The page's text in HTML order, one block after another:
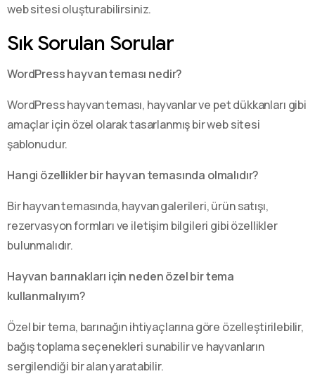
web sitesi oluşturabilirsiniz.
Sık Sorulan Sorular
WordPress hayvan teması nedir?
WordPress hayvan teması, hayvanlar ve pet dükkanları gibi
amaçlar için özel olarak tasarlanmış bir web sitesi
şablonudur.
Hangi özellikler bir hayvan temasında olmalıdır?
Bir hayvan temasında, hayvan galerileri, ürün satışı,
rezervasyon formları ve iletişim bilgileri gibi özellikler
bulunmalıdır.
Hayvan barınakları için neden özel bir tema
kullanmalıyım?
Özel bir tema, barınağın ihtiyaçlarına göre özelleştirilebilir,
bağış toplama seçenekleri sunabilir ve hayvanların
sergilendiği bir alan yaratabilir.